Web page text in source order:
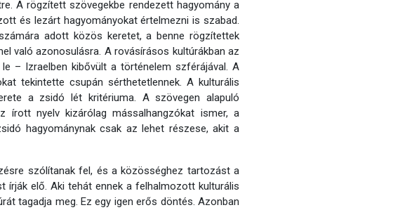
A rögzített szövegekbe rendezett hagyomány a
és lezárt hagyományokat értelmezni is szabad.
adott közös keretet, a benne rögzítettek
való azonosulásra. A rovásírásos kultúrákban az
– Izraelben kibővült a történelem szférájával. A
tekintette csupán sérthetetlennek. A kulturális
a zsidó lét kritériuma. A szövegen alapuló
írott nyelv kizárólag mássalhangzókat ismer, a
hagyománynak csak az lehet részese, akit a
szólítanak fel, és a közösséghez tartozást a
írják elő. Aki tehát ennek a felhalmozott kulturális
tagadja meg. Ez egy igen erős döntés. Azonban